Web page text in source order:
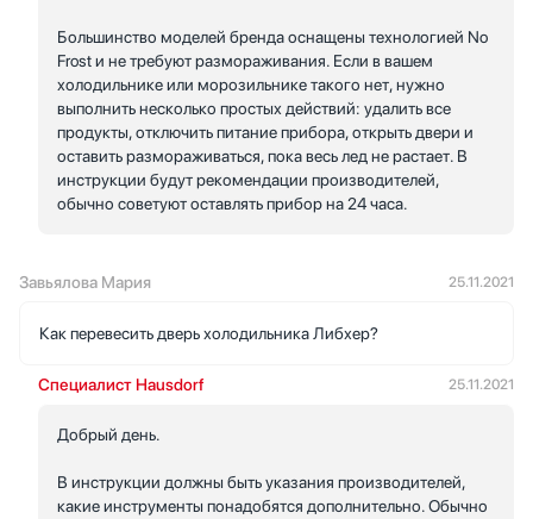
Большинство моделей бренда оснащены технологией No
Frost и не требуют размораживания. Если в вашем
холодильнике или морозильнике такого нет, нужно
выполнить несколько простых действий: удалить все
продукты, отключить питание прибора, открыть двери и
оставить размораживаться, пока весь лед не растает. В
инструкции будут рекомендации производителей,
обычно советуют оставлять прибор на 24 часа.
Завьялова Мария 25.11.2021
Как перевесить дверь холодильника Либхер?
Специалист Hausdorf 25.11.2021
Добрый день.
В инструкции должны быть указания производителей,
какие инструменты понадобятся дополнительно. Обычно